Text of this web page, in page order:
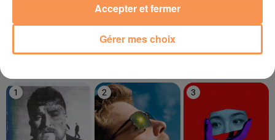
DJ GOJA
LE TOP
1 2 3
Gérer mes choix
Accepter et fermer